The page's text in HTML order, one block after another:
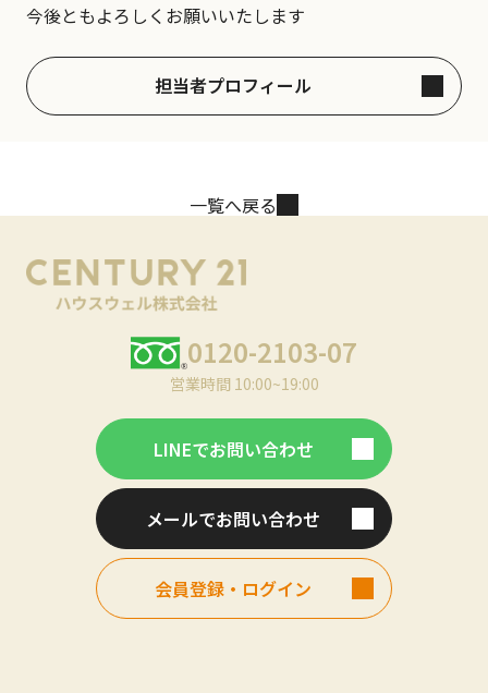
今後ともよろしくお願いいたします
担当者プロフィール
一覧へ戻る
0120-2103-07
営業時間 10:00~19:00
LINEでお問い合わせ
メールでお問い合わせ
会員登録・ログイン